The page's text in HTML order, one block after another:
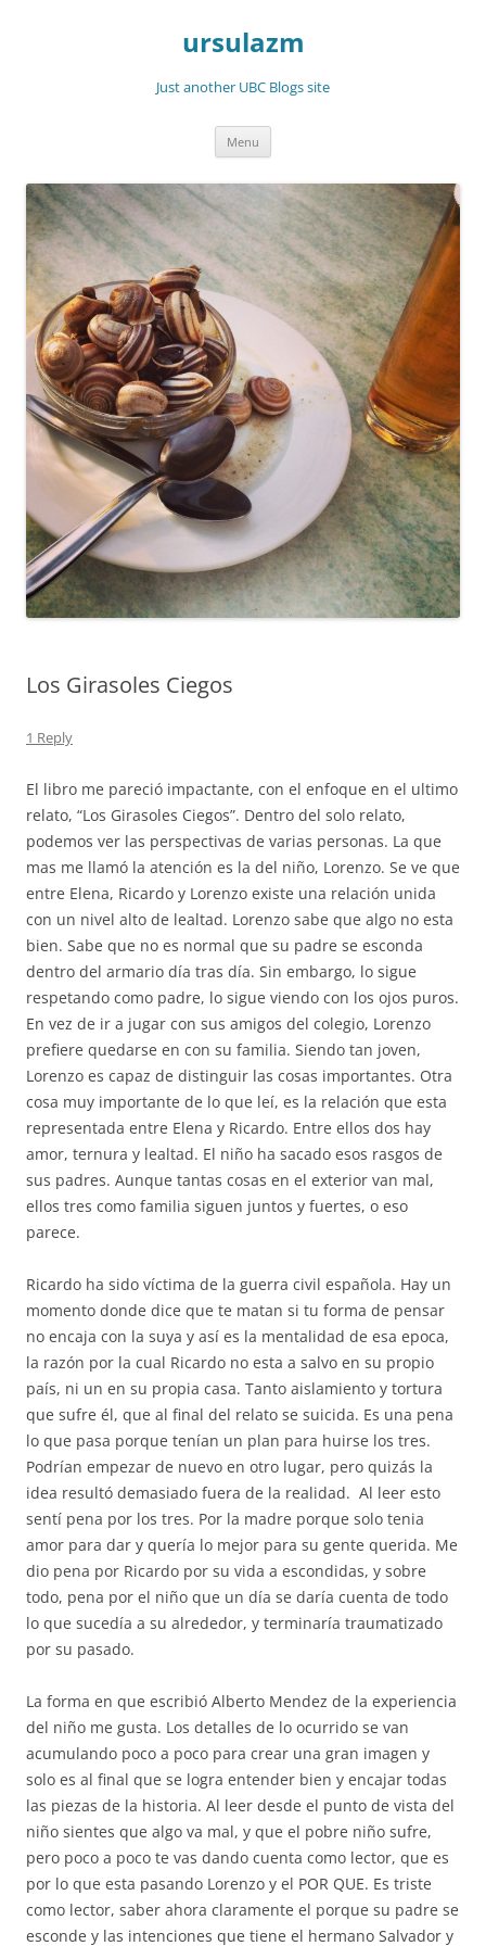
ursulazm
Just another UBC Blogs site
Menu
Los Girasoles Ciegos
1 Reply
El libro me pareció impactante, con el enfoque en el ultimo
relato, “Los Girasoles Ciegos”. Dentro del solo relato,
podemos ver las perspectivas de varias personas. La que
mas me llamó la atención es la del niño, Lorenzo. Se ve que
entre Elena, Ricardo y Lorenzo existe una relación unida
con un nivel alto de lealtad. Lorenzo sabe que algo no esta
bien. Sabe que no es normal que su padre se esconda
dentro del armario día tras día. Sin embargo, lo sigue
respetando como padre, lo sigue viendo con los ojos puros.
En vez de ir a jugar con sus amigos del colegio, Lorenzo
prefiere quedarse en con su familia. Siendo tan joven,
Lorenzo es capaz de distinguir las cosas importantes. Otra
cosa muy importante de lo que leí, es la relación que esta
representada entre Elena y Ricardo. Entre ellos dos hay
amor, ternura y lealtad. El niño ha sacado esos rasgos de
sus padres. Aunque tantas cosas en el exterior van mal,
ellos tres como familia siguen juntos y fuertes, o eso
parece.
Ricardo ha sido víctima de la guerra civil española. Hay un
momento donde dice que te matan si tu forma de pensar
no encaja con la suya y así es la mentalidad de esa epoca,
la razón por la cual Ricardo no esta a salvo en su propio
país, ni un en su propia casa. Tanto aislamiento y tortura
que sufre él, que al final del relato se suicida. Es una pena
lo que pasa porque tenían un plan para huirse los tres.
Podrían empezar de nuevo en otro lugar, pero quizás la
idea resultó demasiado fuera de la realidad. Al leer esto
sentí pena por los tres. Por la madre porque solo tenia
amor para dar y quería lo mejor para su gente querida. Me
dio pena por Ricardo por su vida a escondidas, y sobre
todo, pena por el niño que un día se daría cuenta de todo
lo que sucedía a su alrededor, y terminaría traumatizado
por su pasado.
La forma en que escribió Alberto Mendez de la experiencia
del niño me gusta. Los detalles de lo ocurrido se van
acumulando poco a poco para crear una gran imagen y
solo es al final que se logra entender bien y encajar todas
las piezas de la historia. Al leer desde el punto de vista del
niño sientes que algo va mal, y que el pobre niño sufre,
pero poco a poco te vas dando cuenta como lector, que es
por lo que esta pasando Lorenzo y el POR QUE. Es triste
como lector, saber ahora claramente el porque su padre se
esconde y las intenciones que tiene el hermano Salvador y